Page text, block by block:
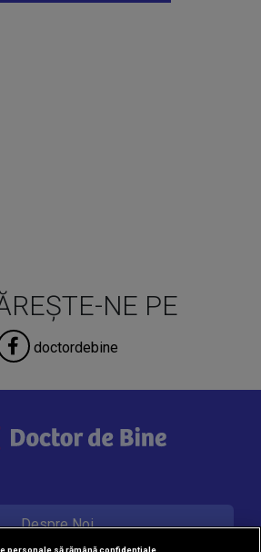
NE PE
doctordebine
Despre Noi
personale să rămână confidențiale